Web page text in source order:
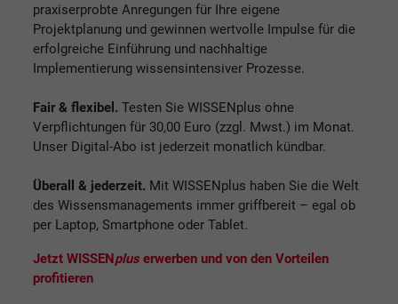
praxiserprobte Anregungen für Ihre eigene
Projektplanung und gewinnen wertvolle Impulse für die
erfolgreiche Einführung und nachhaltige
Implementierung wissensintensiver Prozesse.
Fair & flexibel. Testen Sie WISSENplus ohne
Verpflichtungen für 30,00 Euro (zzgl. Mwst.) im Monat.
Unser Digital-Abo ist jederzeit monatlich kündbar.
Überall & jederzeit. Mit WISSENplus haben Sie die Welt
des Wissensmanagements immer griffbereit – egal ob
per Laptop, Smartphone oder Tablet.
Jetzt WISSEN plus erwerben und von den Vorteilen
profitieren